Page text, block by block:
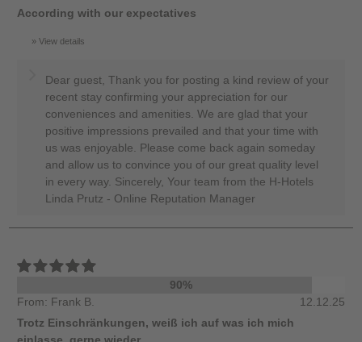
According with our expectatives
View details
Dear guest, Thank you for posting a kind review of your
recent stay confirming your appreciation for our
conveniences and amenities. We are glad that your
positive impressions prevailed and that your time with
us was enjoyable. Please come back again someday
and allow us to convince you of our great quality level
in every way. Sincerely, Your team from the H-Hotels
Linda Prutz - Online Reputation Manager
90%
From: Frank B.
12.12.25
Trotz Einschränkungen, weiß ich auf was ich mich